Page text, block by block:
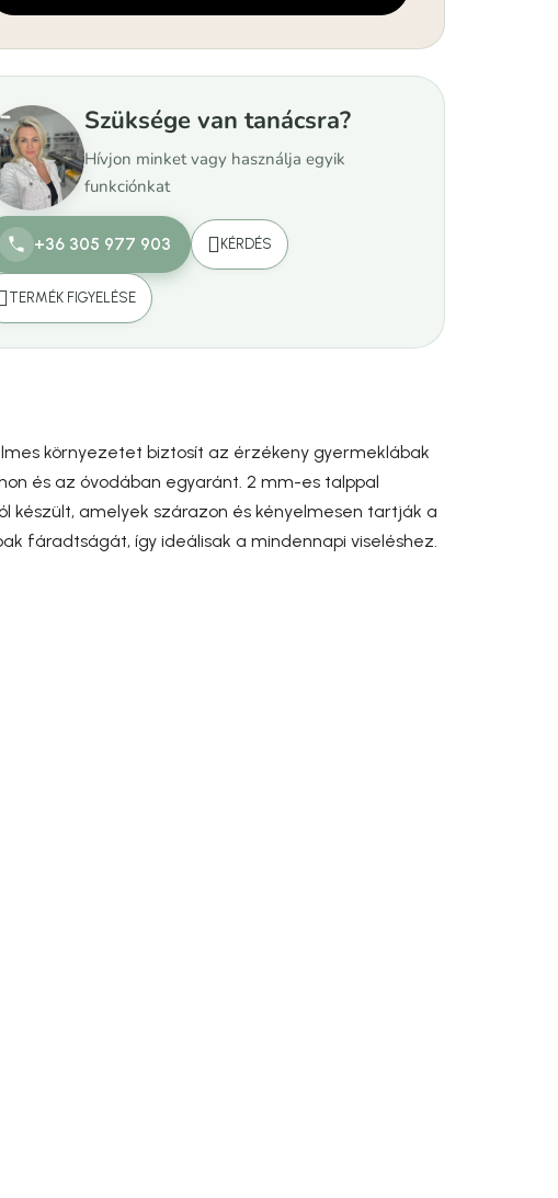
Szüksége van tanácsra?
Hívjon minket vagy használja egyik
funkciónkat
+36 305 977 903 KÉRDÉS
TERMÉK FIGYELÉSE
környezetet biztosít az érzékeny gyermeklábak
és az óvodában egyaránt. 2 mm-es talppal
készült, amelyek szárazon és kényelmesen tartják a
fáradtságát, így ideálisak a mindennapi viseléshez.